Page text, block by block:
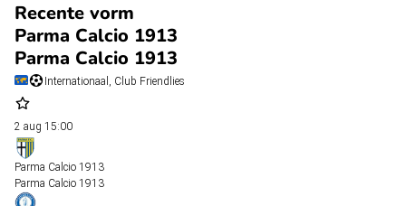
Recente vorm
Parma Calcio 1913
Parma Calcio 1913
Internationaal, Club Friendlies
2 aug 15:00
Parma Calcio 1913
Parma Calcio 1913